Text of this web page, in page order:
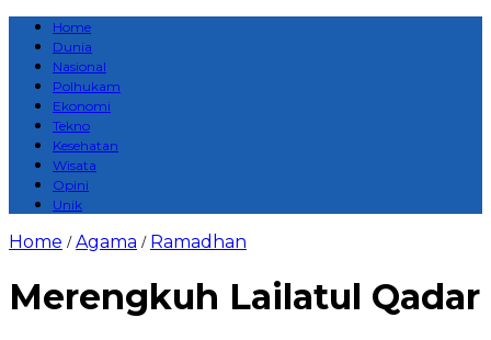
Home
Dunia
Nasional
Polhukam
Ekonomi
Tekno
Kesehatan
Wisata
Opini
Unik
Home /Agama / Ramadhan
Merengkuh Lailatul Qadar